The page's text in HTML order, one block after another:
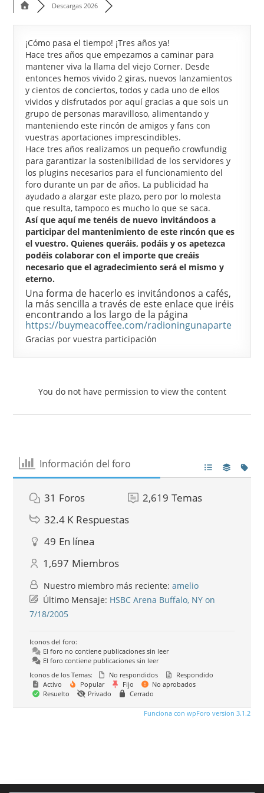
Descargas 2026
¡Cómo pasa el tiempo! ¡Tres años ya!
Hace tres años que empezamos a caminar para
mantener viva la llama del viejo Corner. Desde
entonces hemos vivido 2 giras, nuevos lanzamientos
y cientos de conciertos, todos y cada uno de ellos
vividos y disfrutados por aquí gracias a que sois un
grupo de personas maravilloso, alimentando y
manteniendo este rincón de amigos y fans con
vuestras aportaciones imprescindibles.
Hace tres años realizamos un pequeño crowfundig
para garantizar la sostenibilidad de los servidores y
los plugins necesarios para el funcionamiento del
foro durante un par de años. La publicidad ha
ayudado a alargar este plazo, pero por lo molesta
que resulta, tampoco es mucho lo que se saca.
Así que aquí me tenéis de nuevo invitándoos a
participar del mantenimiento de este rincón que es
el vuestro. Quienes queráis, podáis y os apetezca
podéis colaborar con el importe que creáis
necesario que el agradecimiento será el mismo y
eterno.
Una forma de hacerlo es invitándonos a cafés,
la más sencilla a través de este enlace que iréis
encontrando a los largo de la página
https://buymeacoffee.com/radioningunaparte
Gracias por vuestra participación
You do not have permission to view the content
Información del foro
31 Foros 2,619 Temas
32.4 K Respuestas
49 En línea
1,697 Miembros
Nuestro miembro más reciente:amelio
Último Mensaje: HSBC Arena Buffalo, NY on
7/18/2005
Iconos del foro:
El foro no contiene publicaciones sin leer
El foro contiene publicaciones sin leer
Iconos de los Temas:
No respondidos
Respondido
Activo
Popular Fijo
No aprobados
Resuelto
Privado Cerrado
Funciona con wpForo version 3.1.2